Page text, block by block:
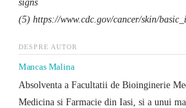
signs
(5) https://www.cdc.gov/cancer/skin/
DESPRE AUTOR
Mancas Malina
Absolventa a Facultatii de Bioinginerie
Medicina si Farmacie din Iasi, si a unui